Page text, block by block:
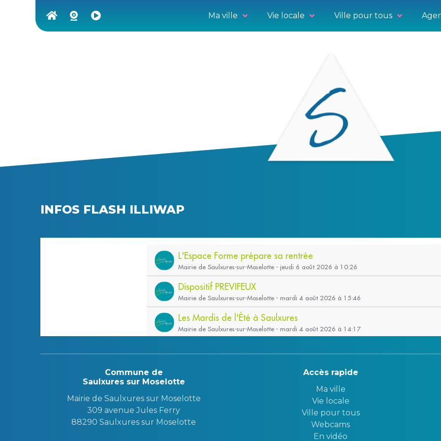
Ma ville Vie locale Ville pour tous
INFOS FLASH ILLIWAP
Commune de
Saulxures sur Moselotte
Mairie de Saulxures sur Moselotte
309 avenue Jules Ferry
88290 Saulxures sur Moselotte
Accès rapide
Ma ville
Vie locale
Ville pour tous
Webcams
En vidéo